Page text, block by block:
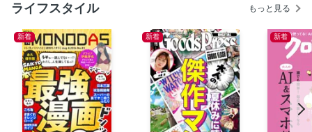
＆ selection THINGS for BETTER LIFE 〈グッチ〉ほか 3
＆ selection THINGS for BETTER LIFE 〈グッチ〉ほか 4
＆ selection ＋ mina perhonen
＆ selection ＋ MIKIMOTO
INFORMATION
nanuk ＆ Premium 「民藝のこと」
＆ Paris 木戸美由紀のパリところどころ案内 「14区」ほ
ライフスタイル もっと見る
新着 新着 新着